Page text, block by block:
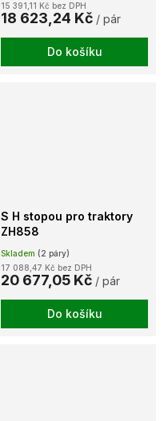
15 391,11 Kč bez DPH
18 623,24 Kč / pár
Do košíku
S H stopou pro traktory
ZH858
Skladem (2 páry)
17 088,47 Kč bez DPH
20 677,05 Kč / pár
Do košíku